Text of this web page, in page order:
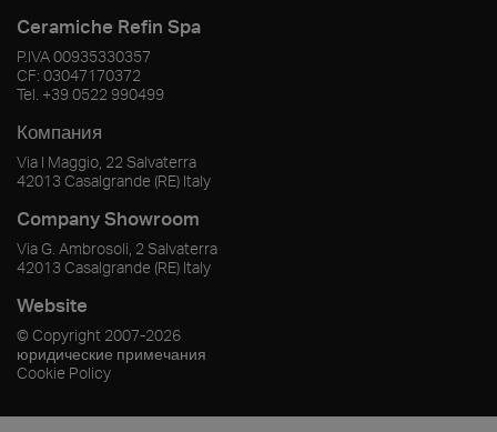
Ceramiche Refin Spa
P.IVA00935330357
CF: 03047170372
Tel. +39 0522 990499
Компания
Via I Maggio, 22 Salvaterra
42013 Casalgrande (RE) Italy
Company Showroom
Via G. Ambrosoli, 2 Salvaterra
42013 Casalgrande (RE) Italy
Website
© Copyright 2007-2026
юридические примечания
Cookie Policy